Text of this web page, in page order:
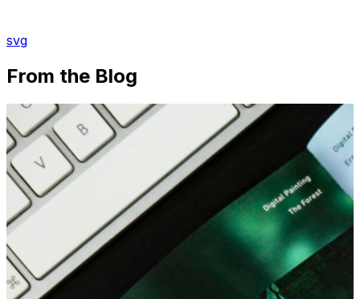
svg
From the Blog